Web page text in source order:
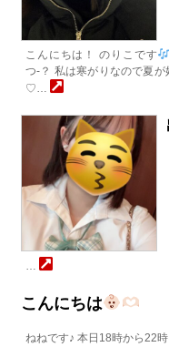
こんにちは！ のりこです
つ-？ 私は寒がりなので夏が
♡…
…
こんにちは
ねねです♪ 本日18時から22